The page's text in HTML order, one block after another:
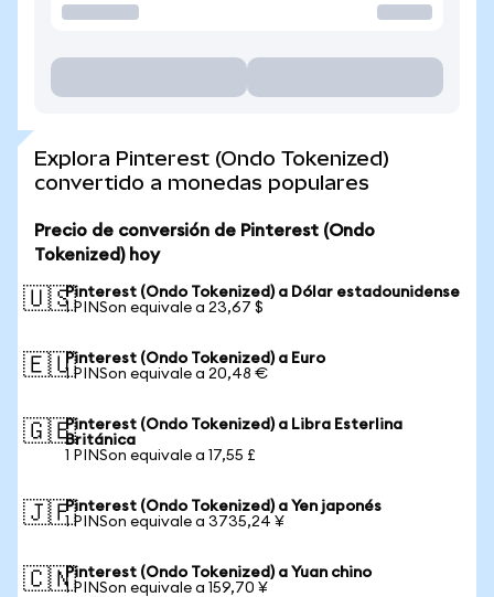
Explora Pinterest (Ondo Tokenized)
convertido a monedas populares
Precio de conversión de Pinterest (Ondo
Tokenized) hoy
🇺🇸Pinterest (Ondo Tokenized) a Dólar estadounidense
1 PINSon equivale a 23,67 $
🇪🇺Pinterest (Ondo Tokenized) a Euro
1 PINSon equivale a 20,48 €
🇬🇧Pinterest (Ondo Tokenized) a Libra Esterlina
Británica
1 PINSon equivale a 17,55 £
🇯🇵Pinterest (Ondo Tokenized) a Yen japonés
1 PINSon equivale a 3735,24 ¥
🇨🇳Pinterest (Ondo Tokenized) a Yuan chino
1 PINSon equivale a 159,70 ¥